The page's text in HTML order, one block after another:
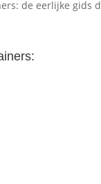
de eerlijke gids